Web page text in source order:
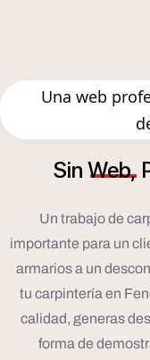
Una web
Sin Web,
Un trabajo de
importante para un
armarios a un
tu carpintería en
calidad, generas
forma de